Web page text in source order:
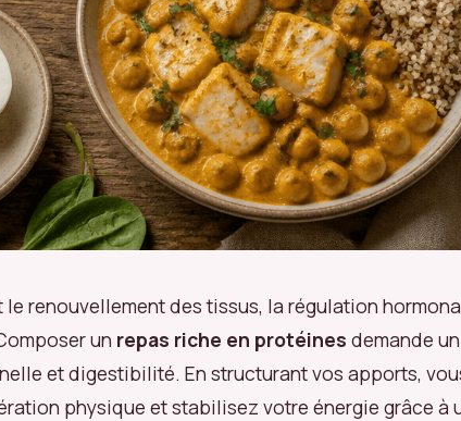
le renouvellement des tissus, la régulation
un repas riche en protéines demande
et digestibilité. En structurant vos apports,
physique et stabilisez votre énergie grâce à